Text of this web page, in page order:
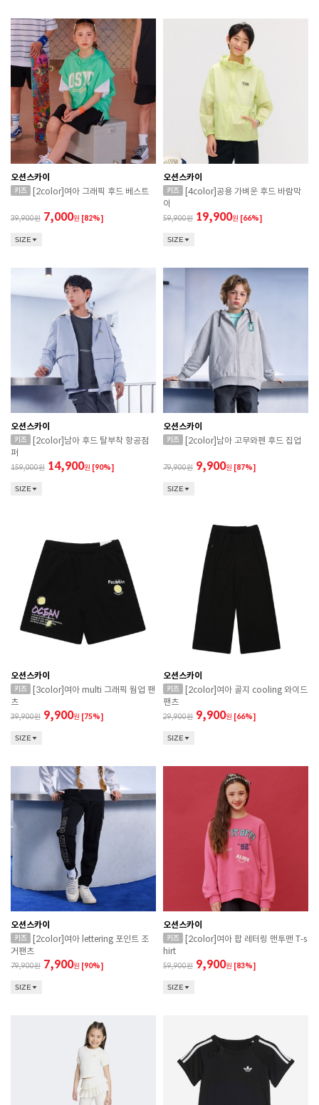
오션스카이
[2color]여아 그래픽 후드 베스트
39,900 7,000원 [82%]
SIZE
오션스카이
[4color]공용 가벼운 후드 바람막
이
59,900 19,900원 [66%]
SIZE
오션스카이
[2color]남아 후드 탈부착 항공점
퍼
159,000 14,900원 [90%]
SIZE
오션스카이
[2color]남아 고무와펜 후드 집업
79,900 9,900원 [87%]
SIZE
오션스카이
[3color]여아 multi 그래픽 웜업 팬
츠
39,900 9,900원 [75%]
SIZE
오션스카이
[2color]여아 골지 cooling 와이드
팬츠
29,900 9,900원 [66%]
SIZE
오션스카이
[2color]여아 lettering 포인트 조
거팬츠
79,900 7,900원 [90%]
SIZE
오션스카이
[2color]여아 팝 레터링 맨투맨 T-s
hirt
59,900 9,900원 [83%]
SIZE